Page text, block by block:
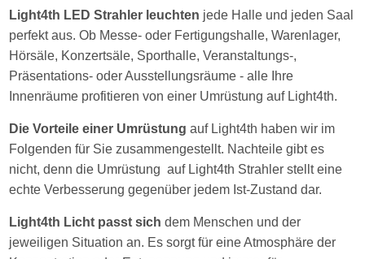
Light4th LED Strahler leuchten jede Halle und jeden Saal
perfekt aus. Ob Messe- oder Fertigungshalle, Warenlager,
Hörsäle, Konzertsäle, Sporthalle, Veranstaltungs-,
Präsentations- oder Ausstellungsräume - alle Ihre
Innenräume profitieren von einer Umrüstung auf Light4th.
Die Vorteile einer Umrüstungauf Light4th haben wir im
Folgenden für Sie zusammengestellt. Nachteile gibt es
nicht, denn die Umrüstung auf Light4th Strahler stellt eine
echte Verbesserung gegenüber jedem Ist-Zustand dar.
Light4th Licht passt sich dem Menschen und der
jeweiligen Situation an. Es sorgt für eine Atmosphäre der